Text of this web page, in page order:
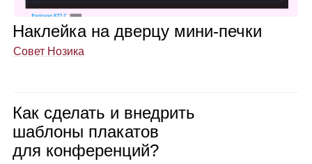
Наклейка на дверцу мини‑печки
Совет Нозика
Как сде­лать и внед­рить
шаб­лоны пла­ка­тов
для кон­фе­рен­ций?